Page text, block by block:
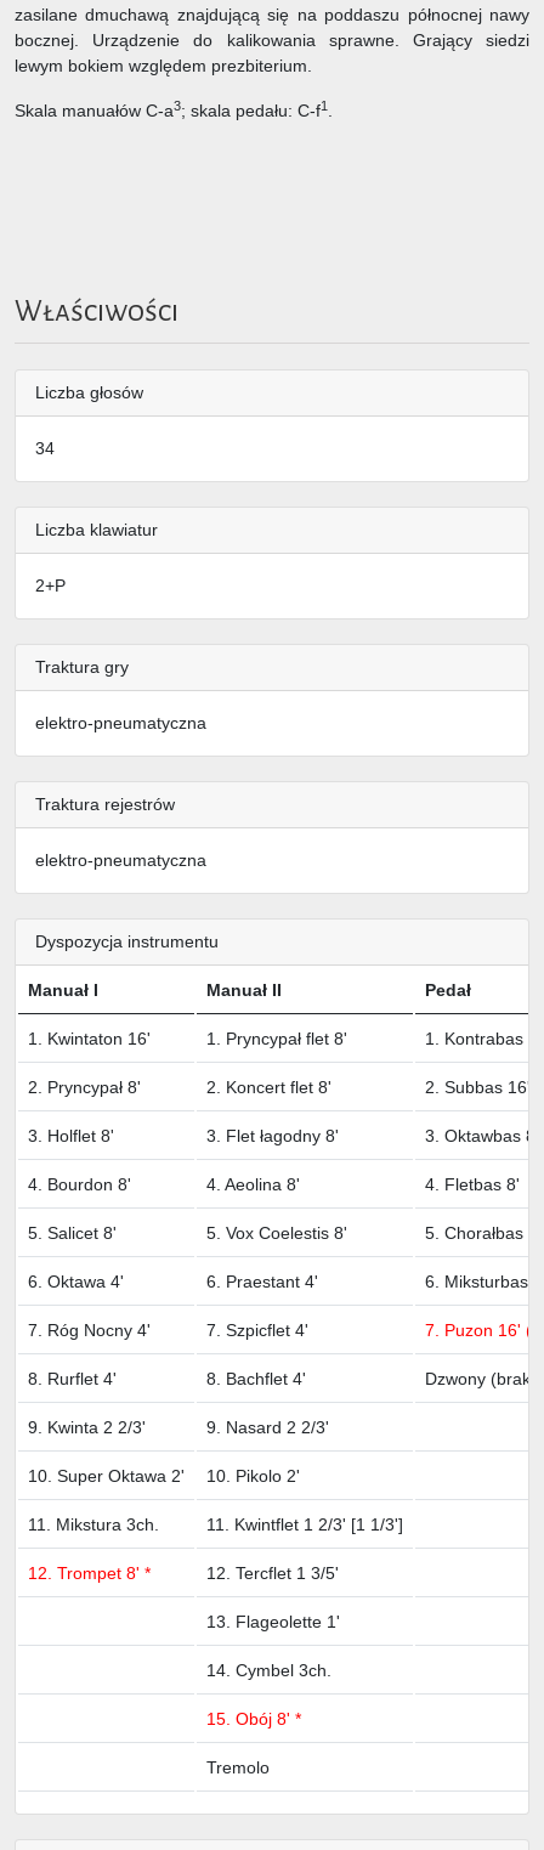
zasilane dmuchawą znajdującą się na poddaszu północnej nawy
bocznej. Urządzenie do kalikowania sprawne. Grający siedzi
lewym bokiem względem prezbiterium.
Skala manuałów C-a3; skala pedału: C-f1
Właściwości
Liczba głosów
34
Liczba klawiatur
2+P
Traktura gry
elektro-pneumatyczna
Traktura rejestrów
elektro-pneumatyczna
Dyspozycja instrumentu
Manuał I Manuał II Pedał
1. Kwintaton 16' 1. Pryncypał flet 8' 1. Kontrabas
2. Pryncypał 8' 2. Koncert flet 8' 2. Subbas 16'
3. Holflet 8' 3. Flet łagodny 8' 3. Oktawbas 8'
4. Bourdon 8' 4. Aeolina 8' 4. Fletbas 8'
5. Salicet 8' 5. Vox Coelestis 8' 5. Chorałbas 4'
6. Oktawa 4' 6. Praestant 4' 6. Miksturbas
7. Róg Nocny 4' 7. Szpicflet 4' 7. Puzon 16'
8. Rurflet 4' 8. Bachflet 4' Dzwony (brak)
9. Kwinta 2 2/3' 9. Nasard 2 2/3'
10. Super Oktawa 2' 10. Pikolo 2'
11. Mikstura 3ch. 11. Kwintflet 1 2/3' [1 1/3']
12. Trompet 8' * 12. Tercflet 1 3/5'
13. Flageolette 1'
14. Cymbel 3ch.
15. Obój 8' *
Tremolo